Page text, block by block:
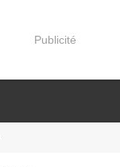
Publicité